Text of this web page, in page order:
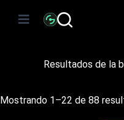
Resultados de la
Mostrando 1–22 de 88